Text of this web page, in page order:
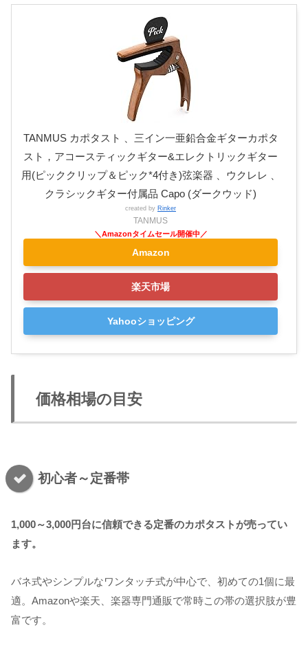
TANMUS カポタスト 、三イン一亜鉛合金ギターカポタ
スト，アコースティックギター&エレクトリックギター
用(ピッククリップ＆ピック*4付き)弦楽器 、ウクレレ 、
クラシックギター付属品 Capo (ダークウッド)
created by Rinker
TANMUS
Amazon
楽天市場
Yahooショッピング
価格相場の目安
初心者～定番帯
1,000～3,000円台に信頼できる定番のカポタストが売ってい
ます。
バネ式やシンプルなワンタッチ式が中心で、初めての1個に最
適。Amazonや楽天、楽器専門通販で常時この帯の選択肢が豊
富です。